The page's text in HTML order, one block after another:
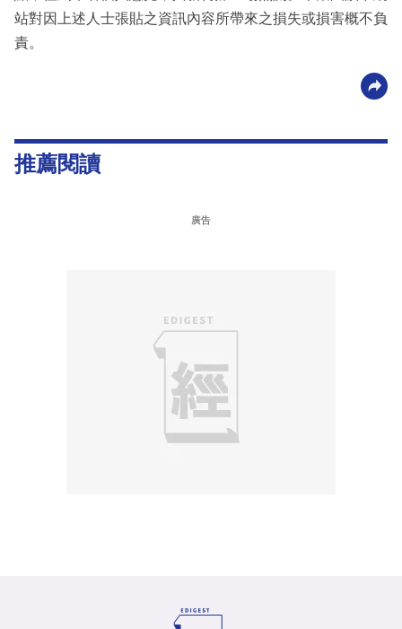
站對因上述人士張貼之資訊內容所帶來之損失或損害概不負
責。
推薦閱讀
廣告